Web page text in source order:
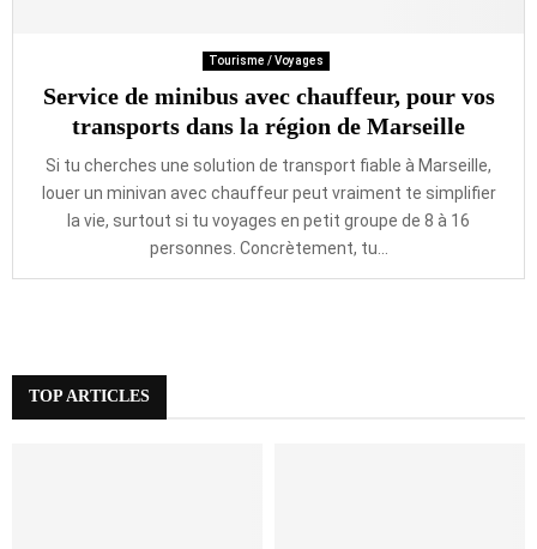
Tourisme / Voyages
Service de minibus avec chauffeur, pour vos
transports dans la région de Marseille
Si tu cherches une solution de transport fiable à Marseille,
louer un minivan avec chauffeur peut vraiment te simplifier
la vie, surtout si tu voyages en petit groupe de 8 à 16
personnes. Concrètement, tu...
TOP ARTICLES